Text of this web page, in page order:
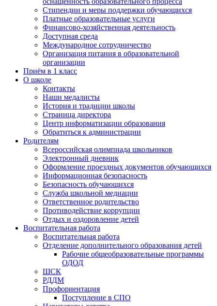
Стипендии и меры поддержки обучающихся
Платные образовательные услуги
Финансово-хозяйственная деятельность
Доступная среда
Международное сотрудничество
Организация питания в образовательной
организации
Приём в 1 класс
О школе
Контакты
Наши медалисты
История и традиции школы
Страница директора
Центр информатизации образования
Обратиться к администрации
Родителям
Всероссийская олимпиада школьников
Электронный дневник
Оформление проездных документов обучающихся
Информационная безопасность
Безопасность обучающихся
Служба школьной медиации
Ответственное родительство
Противодействие коррупции
Отдых и оздоровление детей
Воспитательная работа
Воспитательная работа
Отделение дополнительного образования детей
Рабочие общеобразовательные программы
ОДОД
ШСК
РДДМ
Профориентация
Поступление в СПО